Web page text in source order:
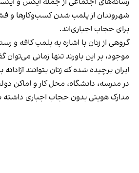
شهروندان از پلمب شدن کسب‌وکارها و
برای حجاب اجباری‌اند.
گروهی از زنان با اشاره به پلمب کافه و
موجود، بر این باورند تنها زمانی
ایران برچیده شده که زنان بتوانند
در مدرسه، دانشگاه، محل کار و اماکن
مدارک هویتی بدون حجاب اجباری داشته